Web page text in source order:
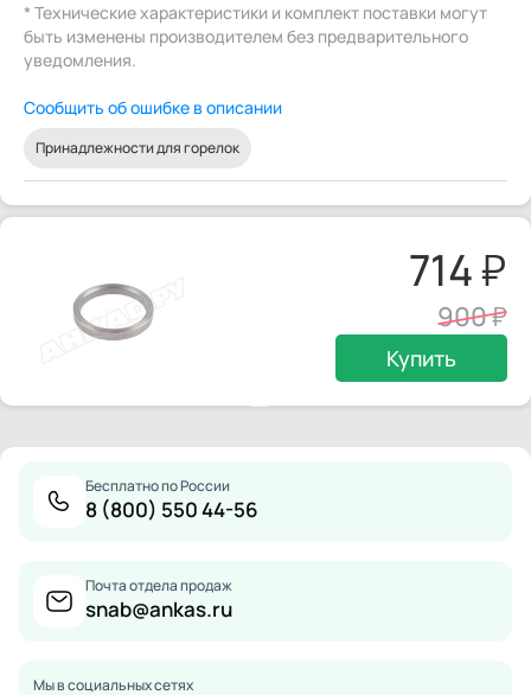
* Технические характеристики и комплект поставки могут
быть изменены производителем без предварительного
уведомления.
Сообщить об ошибке в описании
Принадлежности для горелок
714
900
Купить
Бесплатно по России
8 (800) 550 44-56
Почта отдела продаж
snab@ankas.ru
Мы в социальных сетях